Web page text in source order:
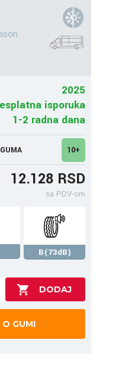
2025
isporuka
1-2 radna dana
10+
12.128 RSD
sa PDV-om
B(73dB)
O GUMI